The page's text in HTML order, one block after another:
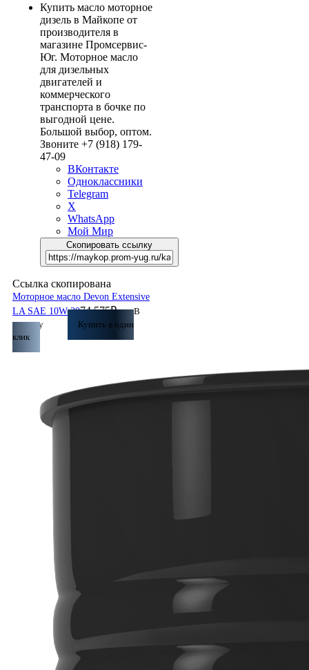
Купить масло моторное
дизель в Майкопе от
производителя в
магазине Промсервис-
Юг. Моторное масло
для дизельных
двигателей и
коммерческого
транспорта в бочке по
выгодной цене.
Большой выбор, оптом.
Звоните +7 (918) 179-
47-09
ВКонтакте
Одноклассники
Telegram
X
WhatsApp
Мой Мир
Скопировать ссылку
Ссылка скопирована
Моторное масло Devon Extensive
LA SAE 10W-3074 575₽
В
корзину
Купить в один
клик